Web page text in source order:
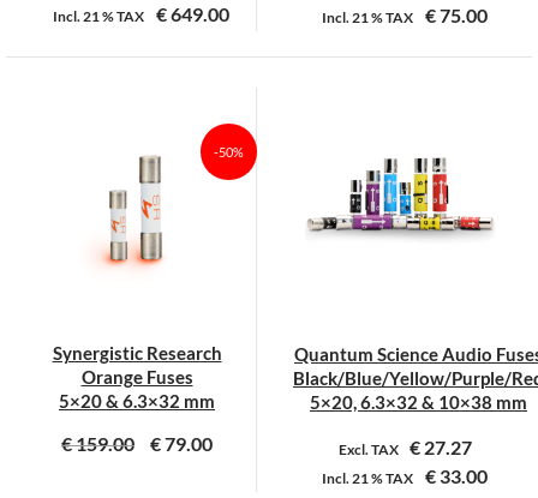
Incl.21 %TAX €649.00
Dit
meerdere
variaties.
Deze
optie
kan
de
productpagina
Incl.21 %TAX €75.00
Dit
variaties.
Deze
optie
de
productpagina
-50%
Synergistic Research
Orange Fuses
5×20 & 6.3×32 mm
€159.00 €79.00
Quantum Science Audio
Black/Blue/Yellow/Purple/
5×20, 6.3×32 & 10×38 mm
Excl. TAX €27.27
Incl.21 %TAX € 33.00